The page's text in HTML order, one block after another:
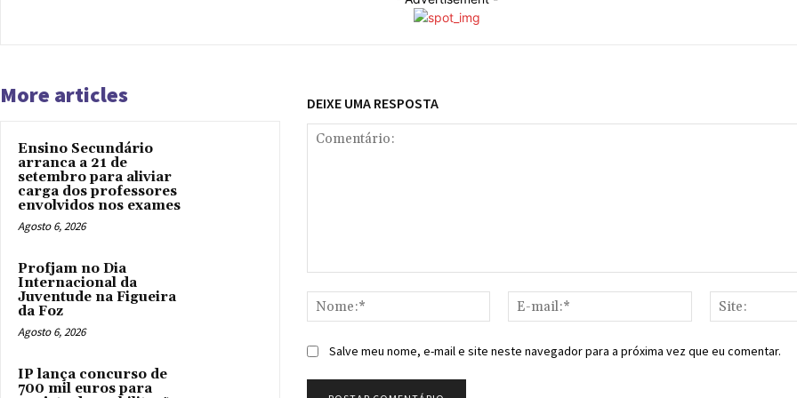
More articles
Ensino Secundário
arranca a 21 de
setembro para aliviar
carga dos professores
envolvidos nos exames
Agosto 6, 2026
Profjam no Dia
Internacional da
Juventude na Figueira
da Foz
Agosto 6, 2026
IP lança concurso de
700 mil euros para
DEIXE UMA RESPOSTA
Nome:*
mail:*
Salve meu nome, e-mail e site neste navegador para a próxima vez que eu comentar.